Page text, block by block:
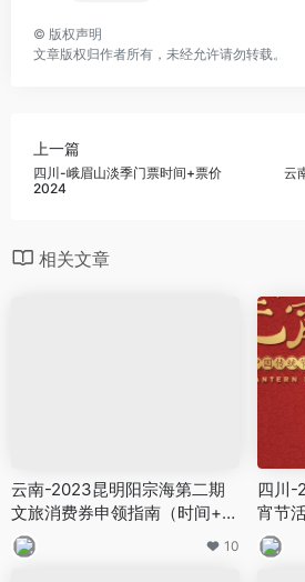
© 版权声明
文章版权归作者所有，未经允许请勿转载。
上一篇
四川-峨眉山淡季门票时间+票价
2024
云
相关文章
云南-2023昆明阳宗海第二期
文旅消费券申领指南（时间+平
台+范围）
10
四川-
宵节